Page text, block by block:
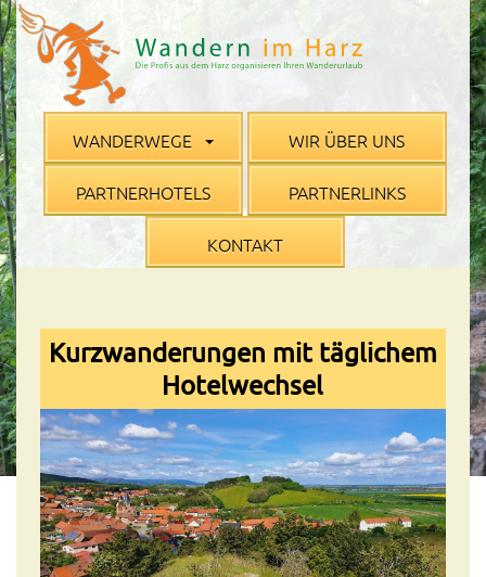
WANDERWEGE WIR ÜBER UNS
PARTNERHOTELS PARTNERLINKS
KONTAKT
Kurzwanderungen mit täglichem
Hotelwechsel